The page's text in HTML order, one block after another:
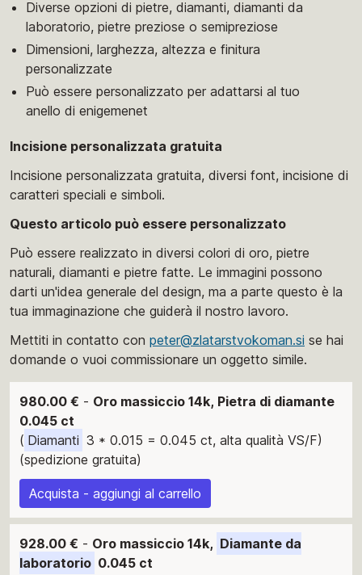
Diverse opzioni di pietre, diamanti, diamanti da
laboratorio, pietre preziose o semipreziose
Dimensioni, larghezza, altezza e finitura
personalizzate
Può essere personalizzato per adattarsi al tuo
anello di enigemenet
Incisione personalizzata gratuita
Incisione personalizzata gratuita, diversi font, incisione di
caratteri speciali e simboli.
Questo articolo può essere personalizzato
Può essere realizzato in diversi colori di oro, pietre
naturali, diamanti e pietre fatte. Le immagini possono
darti un'idea generale del design, ma a parte questo è la
tua immaginazione che guiderà il nostro lavoro.
Mettiti in contatto con peter@zlatarstvokoman.si se hai
domande o vuoi commissionare un oggetto simile.
980.00 € - Oro massiccio 14k, Pietra di diamante
0.045 ct
( Diamanti 3 * 0.015 = 0.045 ct, alta qualità VS/F)
(spedizione gratuita)
Acquista - aggiungi al carrello
928.00 € - Oro massiccio 14k, Diamante da
laboratorio 0.045 ct